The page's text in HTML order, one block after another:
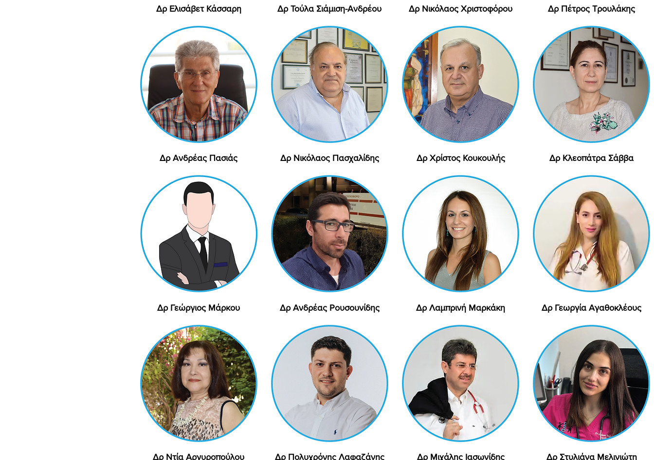
Γρήγορη προβολή
Δρ Ελισάβετ Κάσσαρη Γρήγορη προβολή
Δρ Τούλα Σιάμιση-Ανδρέου Γρήγορη προβολή
Δρ Νικόλαος Χριστοφόρου Γρήγορη προβολή
Δρ Πέτρος Τρουλάκης
Γρήγορη προβολή
Δρ Ανδρέας Πασιάς Γρήγορη προβολή
Δρ Νικόλαος Πασχαλίδης Γρήγορη προβολή
Δρ Χρίστος Κουκουλής Γρήγορη προβολή
Δρ Κλεοπάτρα Σάββα
Γρήγορη προβολή
Δρ Γεώργιος Μάρκου Γρήγορη προβολή
Δρ Ανδρέας Ρουσουνίδης Γρήγορη προβολή
Δρ Λαμπρινή Μαρκάκη Γρήγορη προβολή
Δρ Γεωργία Αγαθοκλέους
Γρήγορη προβολή
Δρ Ντία Αργυροπούλου Γρήγορη προβολή
Δρ Πολυχρόνης Λαφαζάνης Γρήγορη προβολή
Δρ Μιχάλης Ιασωνίδης Γρήγορη προβολή
Δρ Στυλιάνα Μελινιώτη